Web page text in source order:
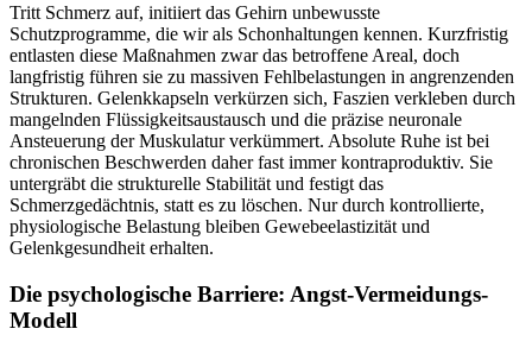
Tritt Schmerz auf, initiiert das Gehirn unbewusste
Schutzprogramme, die wir als Schonhaltungen kennen. Kurzfristig
entlasten diese Maßnahmen zwar das betroffene Areal, doch
langfristig führen sie zu massiven Fehlbelastungen in angrenzenden
Strukturen. Gelenkkapseln verkürzen sich, Faszien verkleben durch
mangelnden Flüssigkeitsaustausch und die präzise neuronale
Ansteuerung der Muskulatur verkümmert. Absolute Ruhe ist bei
chronischen Beschwerden daher fast immer kontraproduktiv. Sie
untergräbt die strukturelle Stabilität und festigt das
Schmerzgedächtnis, statt es zu löschen. Nur durch kontrollierte,
physiologische Belastung bleiben Gewebeelastizität und
Gelenkgesundheit erhalten.
Die psychologische Barriere: Angst-Vermeidungs-
Modell